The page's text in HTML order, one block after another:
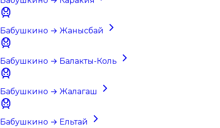
Бабушкино → Жанысбай
Бабушкино → Балакты-Коль
Бабушкино → Жалагаш
Бабушкино → Ельтай